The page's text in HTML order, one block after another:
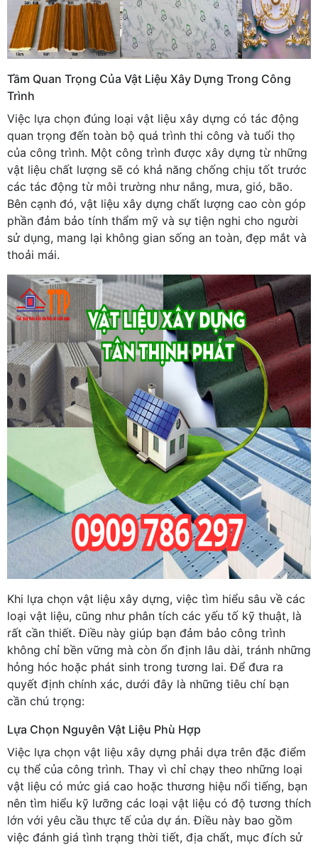
Tầm Quan Trọng Của Vật Liệu Xây Dựng Trong Công
Trình
Việc lựa chọn đúng loại vật liệu xây dựng có tác động
quan trọng đến toàn bộ quá trình thi công và tuổi thọ
của công trình. Một công trình được xây dựng từ những
vật liệu chất lượng sẽ có khả năng chống chịu tốt trước
các tác động từ môi trường như nắng, mưa, gió, bão.
Bên cạnh đó, vật liệu xây dựng chất lượng cao còn góp
phần đảm bảo tính thẩm mỹ và sự tiện nghi cho người
sử dụng, mang lại không gian sống an toàn, đẹp mắt và
thoải mái.
Khi lựa chọn vật liệu xây dựng, việc tìm hiểu sâu về các
loại vật liệu, cũng như phân tích các yếu tố kỹ thuật, là
rất cần thiết. Điều này giúp bạn đảm bảo công trình
không chỉ bền vững mà còn ổn định lâu dài, tránh những
hỏng hóc hoặc phát sinh trong tương lai. Để đưa ra
quyết định chính xác, dưới đây là những tiêu chí bạn
cần chú trọng:
Lựa Chọn Nguyên Vật Liệu Phù Hợp
Việc lựa chọn vật liệu xây dựng phải dựa trên đặc điểm
cụ thể của công trình. Thay vì chỉ chạy theo những loại
vật liệu có mức giá cao hoặc thương hiệu nổi tiếng, bạn
nên tìm hiểu kỹ lưỡng các loại vật liệu có độ tương thích
lớn với yêu cầu thực tế của dự án. Điều này bao gồm
việc đánh giá tình trạng thời tiết, địa chất, mục đích sử